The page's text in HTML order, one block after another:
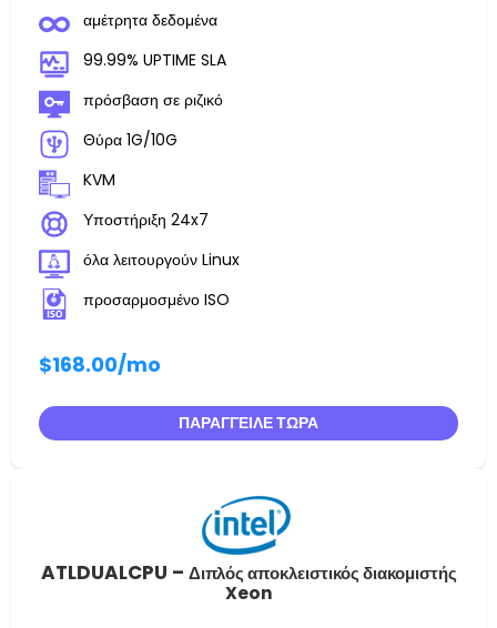
αμέτρητα δεδομένα
99.99% UPTIME SLA
πρόσβαση σε ριζικό
Θύρα 1G/10G
KVM
Υποστήριξη 24x7
όλα λειτουργούν Linux
προσαρμοσμένο ISO
$168.00/mo
ΠΑΡΆΓΓΕΙΛΕ ΤΏΡΑ
ATLDUALCPU – Διπλός αποκλειστικός διακομιστής
Xeon